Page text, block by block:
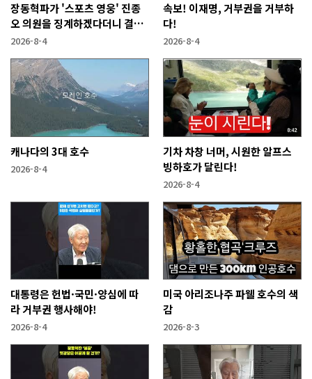
장동혁파가 '스포츠 영웅' 진종
오 의원을 징계하겠다더니 결국
···
2026-8-4
속보! 이재명, 거부권을 거부하
다!
2026-8-4
캐나다의 3대 호수
2026-8-4
기차 차창 너머, 시원한 알프스
빙하호가 달린다!
2026-8-4
대통령은 헌법·국민·양심에 따
라 거부권 행사해야!
2026-8-4
미국 아리조나주 파웰 호수의 색
감
2026-8-3